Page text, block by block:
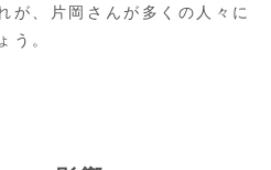
が、片岡さんが多くの人々に
う。